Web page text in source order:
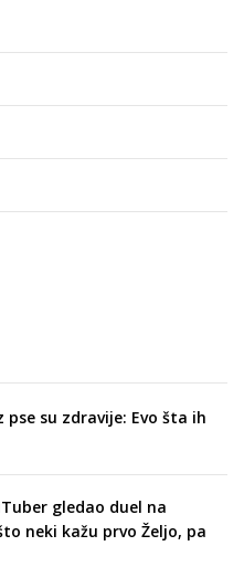
su zdravije: Evo šta ih
gledao duel na
neki kažu prvo Željo, pa